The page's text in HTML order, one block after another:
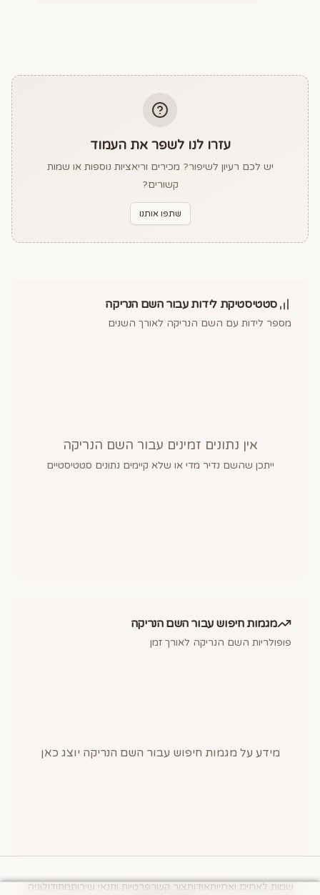
עזרו לנו לשפר את העמוד
יש לכם רעיון לשיפור? מכירים וריאציות נוספות או שמות
קשורים?
שתפו אותנו
סטטיסטיקת לידות עבור השם הנריקה
מספר לידות עם השם הנריקה לאורך השנים
אין נתונים זמינים עבור השם הנריקה
ייתכן שהשם נדיר מדי או שלא קיימים נתונים סטטיסטיים
מגמות חיפוש עבור השםהנריקה
פופולריות השם הנריקה לאורך זמן
מידע על מגמות חיפוש עבור השם הנריקה יוצג כאן
שמות לאחים ואחיותאודותצור קשרפרטיות ותנאי שירותמתודולוגיה